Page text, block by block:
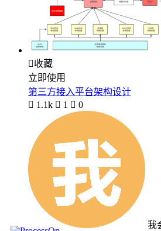
收藏
立即使用
第三方接入平台架构设计
 1.1k  1  0
我